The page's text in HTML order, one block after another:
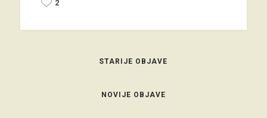
2
STARIJE OBJAVE
NOVIJE OBJAVE